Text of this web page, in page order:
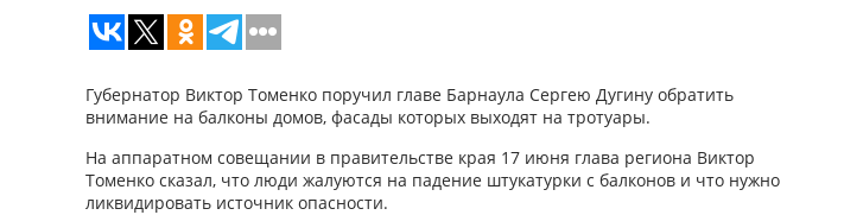
Губернатор Виктор Томенко поручил главе Барнаула Сергею Дугину обратить
внимание на балконы домов, фасады которых выходят на тротуары.
На аппаратном совещании в правительстве края 17 июня глава региона Виктор
Томенко сказал, что люди жалуются на падение штукатурки с балконов и что нужно
ликвидировать источник опасности.